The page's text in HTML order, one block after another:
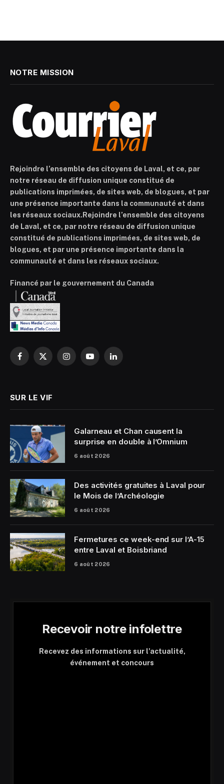
NOTRE MISSION
Rejoindre l’ensemble des citoyens de Laval, et ce, par
notre réseau de diffusion unique constitué de
publications imprimées, de sites web, de blogues, et par
une présence importante dans la communauté et dans
les réseaux sociaux.Rejoindre l’ensemble des citoyens
de Laval, et ce, par notre réseau de diffusion unique
constitué de publications imprimées, de sites web, de
blogues, et par une présence importante dans la
communauté et dans les réseaux sociaux.
Financé par le gouvernement du Canada
Facebook
X
InstagramYouTubeLinkedIn
SUR LE VIF
Galarneau et Chan causent la
surprise en double à l’Omnium
6 août 2026
Des activités gratuites à Laval pour
le Mois de l’Archéologie
6 août 2026
Fermetures ce week-end sur l’A-15
entre Laval et Boisbriand
6 août 2026
Recevoir notre infolettre
Recevez des informations sur l'actualité,
événement et concours